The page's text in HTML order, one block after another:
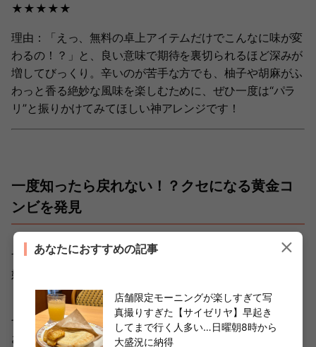
★★★★★
理由：「えっ、無料の卓上アイテムだけでこんなに味が変
わるの！？」と、良い意味で期待を裏切られるほど深みが
増してびっくり。辛いのが苦手な方でも、柚子や胡麻がふ
わっと香る絶妙な風味を楽しむために、ぜひ一度は“パラ
リ”と振りかけてみてほしい神アレンジです！
一度知ったら戻れない！？クセになる黄金コ
ンビを発見
すだちの爽やかさと、香七味のピリッとした刺激。この絶
妙なバランスは、一度体験するとクセになること間違いな
しです！
ぜひ今回の記事を参考に、丸亀製麺で「ちょっぴり大人な
おろし醤油うどん」アレンジを楽しんでみてくださいね♪
あなたにおすすめの記事
店舗限定モーニングが楽しすぎて写
真撮りすぎた【サイゼリヤ】早起き
してまで行く人多い…日曜朝8時から
大盛況に納得